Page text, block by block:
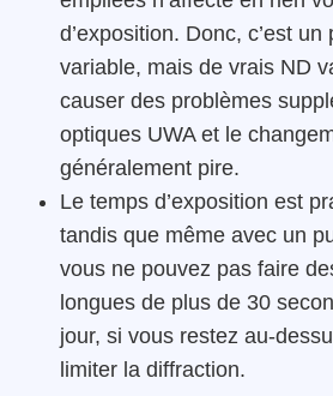
d’exposition. Donc, c’est
variable, mais de vrais ND
causer des problèmes
optiques UWA et le
généralement pire.
Le temps d’exposition est
tandis que même avec un
vous ne pouvez pas faire
longues de plus de 30
jour, si vous restez au-
limiter la diffraction.